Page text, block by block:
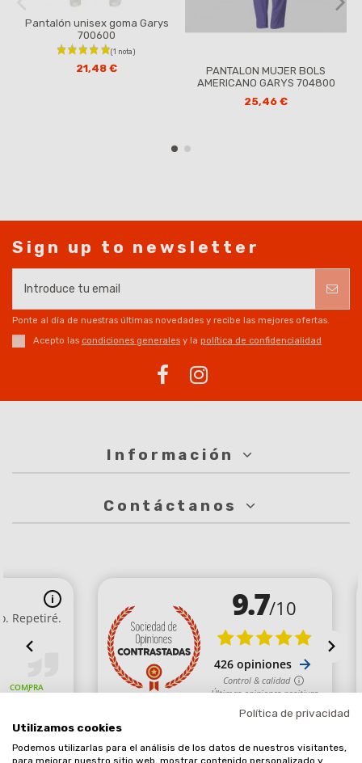
Pantalón unisex goma Garys
700600
21,48 €
PANTALON MUJER BOLS
AMERICANO GARYS 704800
25,46 €
Sign up to newsletter
Ponte al día de nuestras últimas novedades y recibe las mejores ofertas.
Acepto las condiciones generales y la política de confidencialidad
Información
Contáctanos
Comerciante aprobado por la Sociedad de Opiniones Contrastadas,
Política de privacidad
Utilizamos cookies
Podemos utilizarlas para el análisis de los datos de nuestros visitantes,
para mejorar nuestro sitio web, mostrar contenido personalizado y